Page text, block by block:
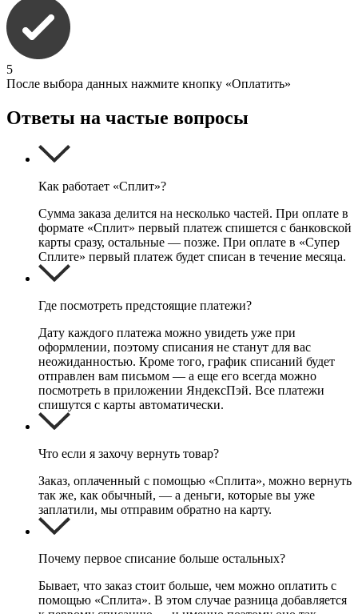
5
После выбора данных нажмите кнопку «Оплатить»
Ответы на частые вопросы
Как работает «Сплит»?
Сумма заказа делится на несколько частей. При оплате в
формате «Сплит» первый платеж спишется с банковской
карты сразу, остальные — позже. При оплате в «Супер
Сплите» первый платеж будет списан в течение месяца.
Где посмотреть предстоящие платежи?
Дату каждого платежа можно увидеть уже при
оформлении, поэтому списания не станут для вас
неожиданностью. Кроме того, график списаний будет
отправлен вам письмом — а еще его всегда можно
посмотреть в приложении ЯндексПэй. Все платежи
спишутся с карты автоматически.
Что если я захочу вернуть товар?
Заказ, оплаченный с помощью «Сплита», можно вернуть
так же, как обычный, — а деньги, которые вы уже
заплатили, мы отправим обратно на карту.
Почему первое списание больше остальных?
Бывает, что заказ стоит больше, чем можно оплатить с
помощью «Сплита». В этом случае разница добавляется